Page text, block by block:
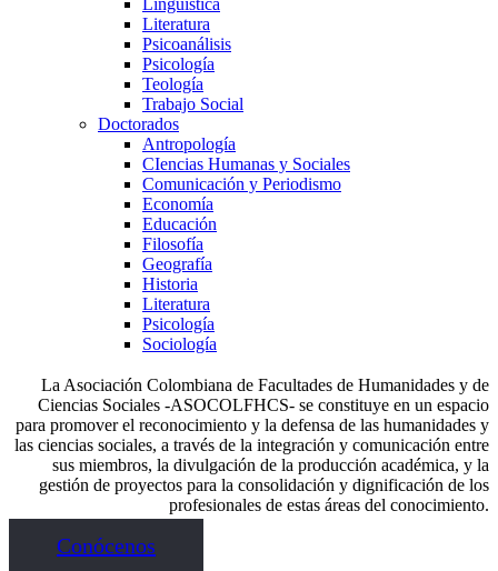
Lingüística
Literatura
Psicoanálisis
Psicología
Teología
Trabajo Social
Doctorados
Antropología
CIencias Humanas y Sociales
Comunicación y Periodismo
Economía
Educación
Filosofía
Geografía
Historia
Literatura
Psicología
Sociología
La Asociación Colombiana de Facultades de Humanidades y de
Ciencias Sociales -ASOCOLFHCS- se constituye en un espacio
para promover el reconocimiento y la defensa de las humanidades y
las ciencias sociales, a través de la integración y comunicación entre
sus miembros, la divulgación de la producción académica, y la
gestión de proyectos para la consolidación y dignificación de los
profesionales de estas áreas del conocimiento.
Conócenos